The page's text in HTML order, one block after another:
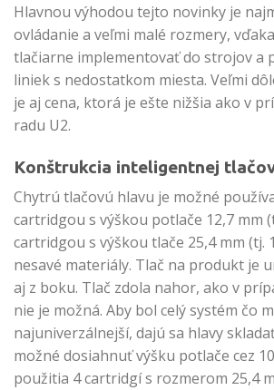
Hlavnou výhodou tejto novinky je
ovládanie a veľmi malé rozmery,
tlačiarne implementovať do strojov a
liniek s nedostatkom miesta. Veľmi
je aj cena, ktorá je ešte nižšia ako v
radu U2.
Konštrukcia inteligentnej
Chytrú tlačovú hlavu je možné
cartridgou s výškou potlače 12,7 mm
cartridgou s výškou tlače 25,4 mm (tj.
nesavé materiály. Tlač na produkt je
aj z boku. Tlač zdola nahor, ako v
nie je možná. Aby bol celý systém čo
najuniverzálnejší, dajú sa hlavy
možné dosiahnuť výšku potlače cez
použitia 4 cartridgí s rozmerom 25,4